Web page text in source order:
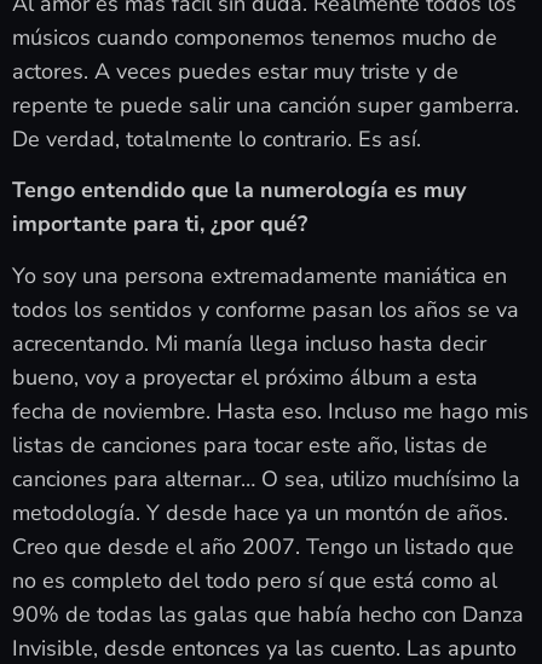
músicos cuando componemos tenemos mucho de
actores. A veces puedes estar muy triste y de
repente te puede salir una canción super gamberra.
De verdad, totalmente lo contrario. Es así.
Tengo entendido que la numerología es muy
importante para ti, ¿por qué?
Yo soy una persona extremadamente maniática en
todos los sentidos y conforme pasan los años se va
acrecentando. Mi manía llega incluso hasta decir
bueno, voy a proyectar el próximo álbum a esta
fecha de noviembre. Hasta eso. Incluso me hago mis
listas de canciones para tocar este año, listas de
canciones para alternar… O sea, utilizo muchísimo la
metodología. Y desde hace ya un montón de años.
Creo que desde el año 2007. Tengo un listado que
no es completo del todo pero sí que está como al
90% de todas las galas que había hecho con Danza
Invisible, desde entonces ya las cuento. Las apunto